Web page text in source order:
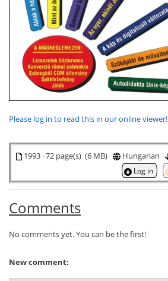
Please log in to read this in our online viewer!
1993 · 72 page(s) (6 MB) Hungarian
Log in
Comments
No comments yet. You can be the first!
New comment: